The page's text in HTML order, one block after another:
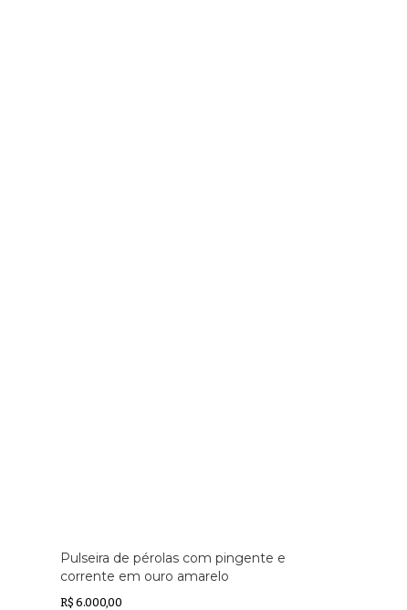
Pulseira de pérolas com pingente e
corrente em ouro amarelo
R$ 6.000,00